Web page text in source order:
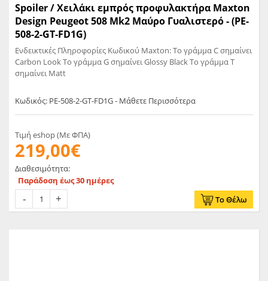
Spoiler / Χειλάκι εμπρός προφυλακτήρα Maxton
Design Peugeot 508 Mk2 Μαύρο Γυαλιστερό - (PE-
508-2-GT-FD1G)
Ενδεικτικές Πληροφορίες Κωδικού Maxton: Το γράμμα C σημαίνει
Carbon Look Το γράμμα G σημαίνει Glossy Black Το γράμμα T
σημαίνει Matt
Κωδικός: PE-508-2-GT-FD1G - Μάθετε Περισσότερα
Τιμή eshop (Με ΦΠΑ)
219,00€
Διαθεσιμότητα:
Παράδοση έως 30 ημέρες
Το Θέλω